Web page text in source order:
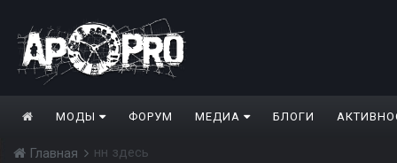
МОДЫ ФОРУМ МЕДИА БЛОГИ
Главная нн здесь